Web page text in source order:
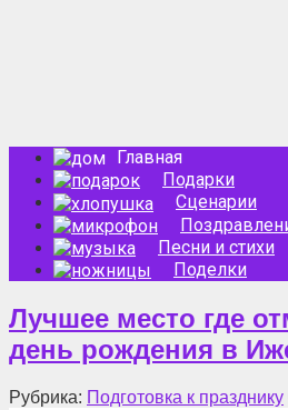
Главная
Подарки
Сценарии
Песни и стихи
Поделки
Лучшее место где
день рождения в
Рубрика: Подготовка к празднику